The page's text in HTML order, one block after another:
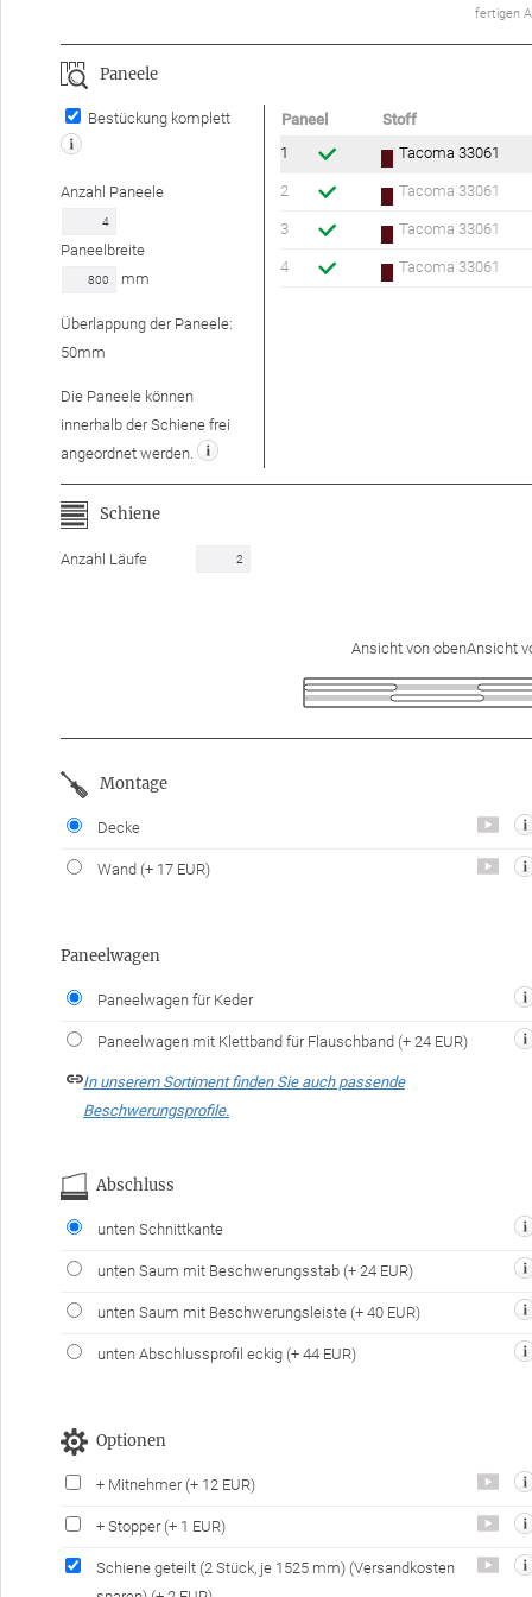
ferti­gen
Paneele
Bestückung komplett
Anzahl Paneele
Paneelbreite
mm
Überlappung der Paneele:
50mm
Die Paneele können
innerhalb der Schiene frei
angeordnet werden.
Paneel
Stoff
1
Tacoma 33061
2 Tacoma 33061
3 Tacoma 33061
4 Tacoma 33061
Schiene
Anzahl Läufe
Ansicht von obenAnsicht
Montage
Decke
Wand (+ 17 EUR)
Paneelwagen
Paneelwagen für Keder
Paneelwagen mit Klettband für Flauschband (+ 24 EUR)
In unserem Sortiment finden Sie auch passende
Beschwerungsprofile.
Abschluss
unten Schnittkante
unten Saum mit Beschwerungsstab (+ 24 EUR)
unten Saum mit Beschwerungsleiste (+ 40 EUR)
unten Abschlussprofil eckig (+ 44 EUR)
Optionen
+ Mitnehmer (+ 12 EUR)
+ Stopper (+ 1 EUR)
Schiene geteilt (2 Stück, je 1525 mm) (Versandkosten